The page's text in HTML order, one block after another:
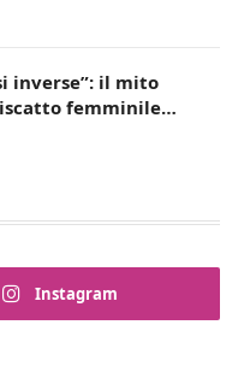
inverse”: il mito
femminile
di Fasano
Instagram